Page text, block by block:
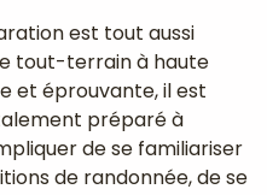
est tout aussi
tout-terrain à haute
et éprouvante, il est
préparé à
de se familiariser
de randonnée, de se